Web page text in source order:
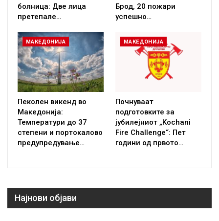
болница: Две лица
претепале…
Брод, 20 пожари
успешно…
МАКЕДОНИЈА
Пеколен викенд во
Македонија:
Температури до 37
степени и портокалово
предупредување…
МАКЕДОНИЈА
Почнуваат
подготовките за
јубилејниот „Kochani
Fire Challenge“: Пет
години од првото…
Најнови објави